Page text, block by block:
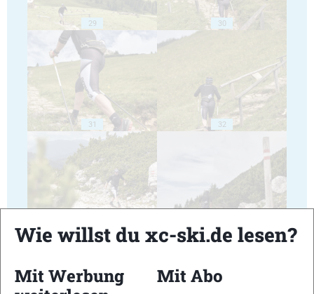
29 30
31 32
33 34
Wie willst du xc-ski.de lesen?
Mit Werbung
Mit Abo